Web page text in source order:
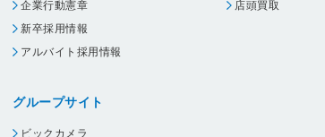
企業行動憲章
新卒採用情報
アルバイト採用情報
グループサイト
ビックカメラ
店頭買取